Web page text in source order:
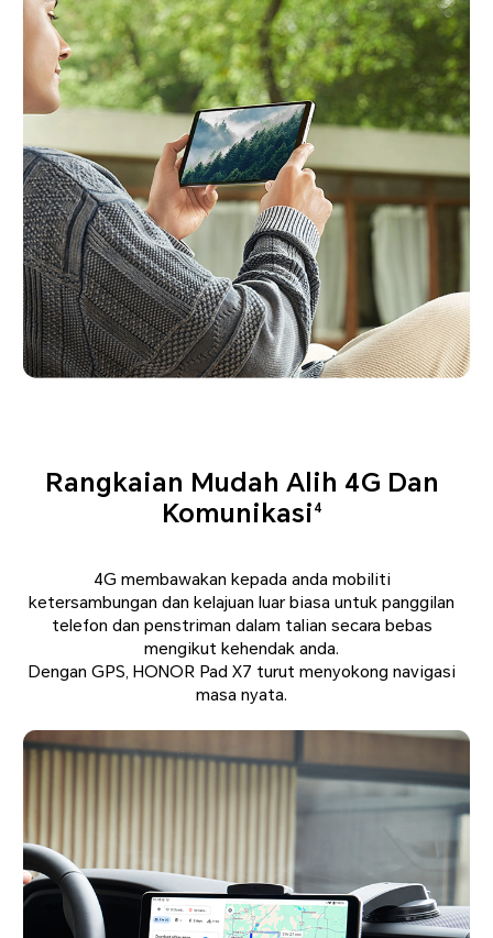
Rangkaian Mudah Alih 4G Dan
Komunikasi 4
4G membawakan kepada anda mobiliti
ketersambungan dan kelajuan luar biasa untuk panggilan
telefon dan penstriman dalam talian secara bebas
mengikut kehendak anda.
Dengan GPS, HONOR Pad X7 turut menyokong navigasi
masa nyata.